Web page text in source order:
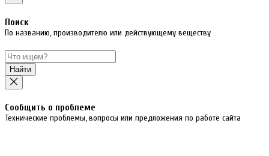
Поиск
По названию, производителю или действующему веществу
Найти
Cообщить о проблеме
Технические проблемы, вопросы или предложения по работе сайта